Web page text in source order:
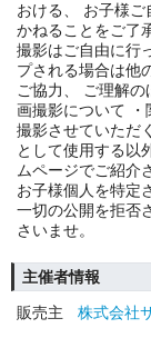
おける、 お子様
かねることをご了
撮影はご自由に行
プされる場合は他
ご協力、 ご理解
画撮影について ・
撮影させていただ
として使用する以
ムページでご紹介
お子様個人を特定
一切の公開を拒否
さいませ。
主催者情報
販売主
株式会社